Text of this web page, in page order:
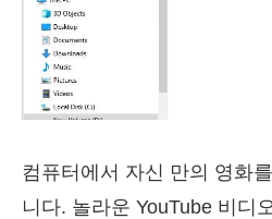
컴퓨터에서 자신 만의 영화
니다. 놀라운 YouTube 비디